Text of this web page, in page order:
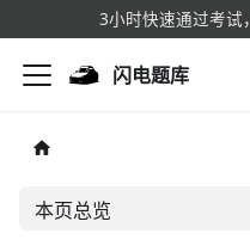
3小时快速通过考试，
闪电题库
本页总览